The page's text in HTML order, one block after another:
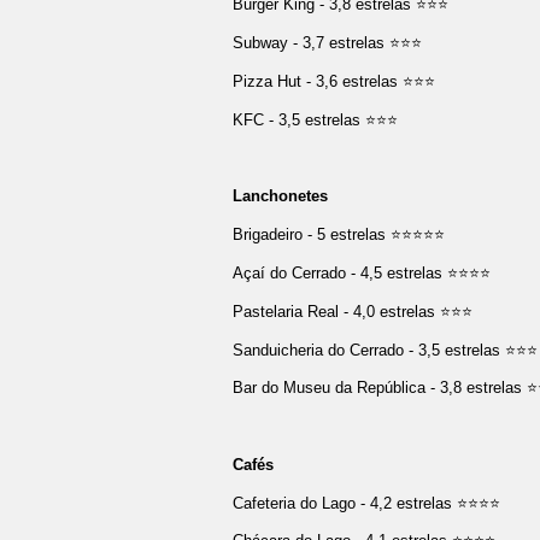
Burger King - 3,8 estrelas ⭐⭐⭐
Subway - 3,7 estrelas ⭐⭐⭐
Pizza Hut - 3,6 estrelas ⭐⭐⭐
KFC - 3,5 estrelas ⭐⭐⭐
Lanchonetes
Brigadeiro - 5 estrelas ⭐⭐⭐⭐⭐
Açaí do Cerrado - 4,5 estrelas ⭐⭐⭐⭐
Pastelaria Real - 4,0 estrelas ⭐⭐⭐
Sanduicheria do Cerrado - 3,5 estrelas ⭐⭐⭐
Bar do Museu da República - 3,8 estrelas
Cafés
Cafeteria do Lago - 4,2 estrelas ⭐⭐⭐⭐